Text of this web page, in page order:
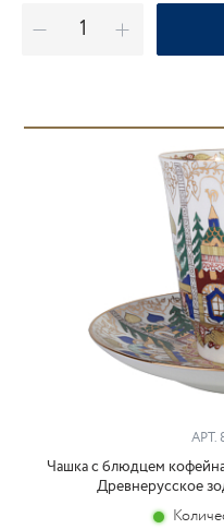
АРТ.
Чашка с блюдцем
Древнерусское